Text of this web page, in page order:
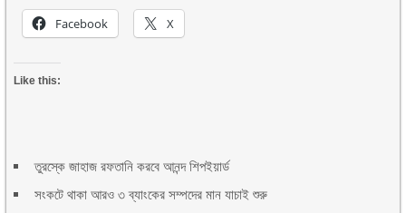
Facebook X
Like this:
তুরস্কে জাহাজ রফতানি করবে আনন্দ শিপইয়ার্ড
সংকটে থাকা আরও ৩ ব্যাংকের সম্পদের মান যাচাই শুরু